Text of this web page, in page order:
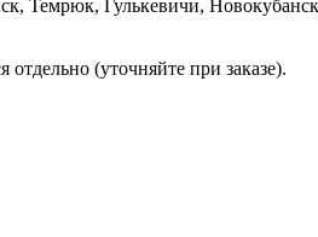
Темрюк, Гулькевичи,
(уточняйте при заказе).